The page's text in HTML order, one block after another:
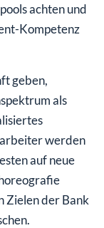
achten und
Kompetenz
geben,
als
werden
auf neue
Zielen der Bank